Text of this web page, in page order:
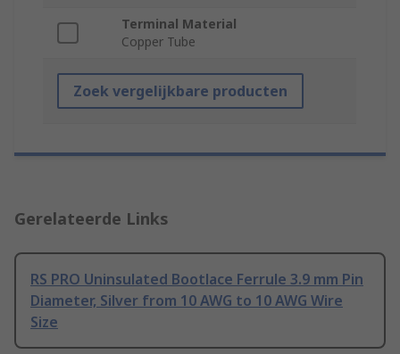
Terminal Material
Copper Tube
Zoek vergelijkbare producten
Gerelateerde Links
RS PRO Uninsulated Bootlace Ferrule 3.9 mm Pin
Diameter, Silver from 10 AWG to 10 AWG Wire
Size